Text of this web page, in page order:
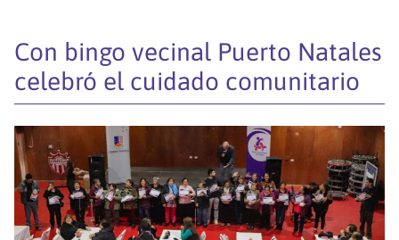
Con bingo vecinal Puerto Natales
celebró el cuidado comunitario